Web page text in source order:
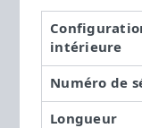
intérieure
Numéro de
Longueur